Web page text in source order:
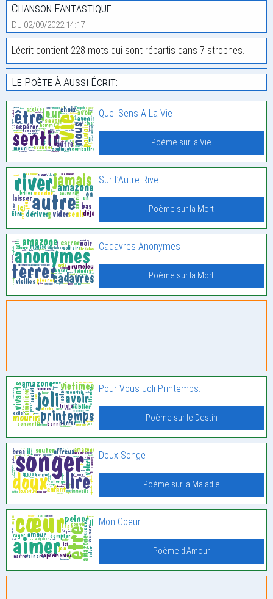
Chanson Fantastique
Du 02/09/2022 14:17
L'écrit contient 228 mots qui sont répartis dans 7 strophes.
Le Poète À Aussi Écrit:
Quel Sens A La Vie
Poème sur la Vie
Sur L’Autre Rive
Poème sur la Mort
Cadavres Anonymes
Poème sur la Mort
Pour Vous Joli Printemps.
Poème sur le Destin
Doux Songe
Poème sur la Maladie
Mon Coeur
Poème d'Amour